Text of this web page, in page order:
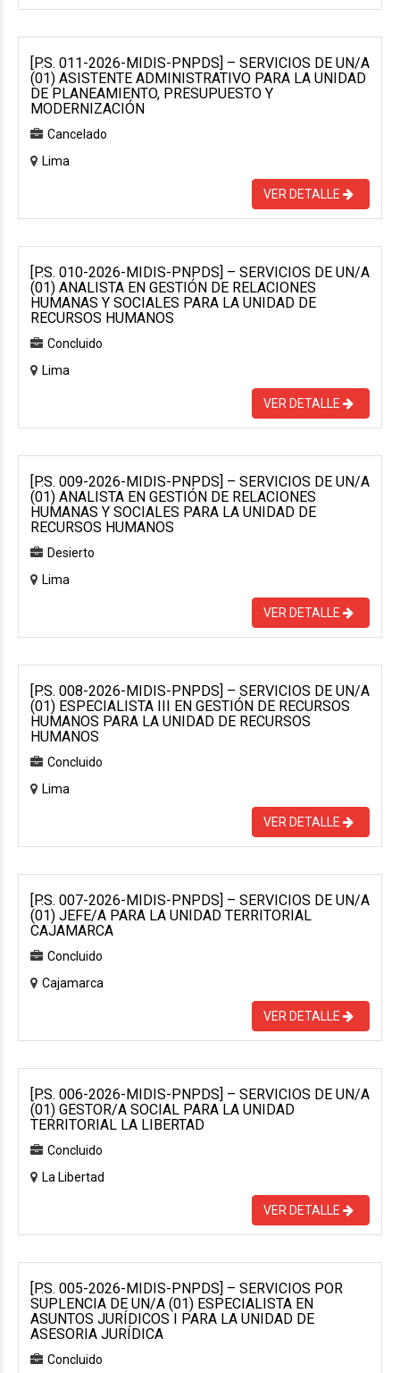
[P.S. 011-2026-MIDIS-PNPDS] – SERVICIOS DE UN/A
(01) ASISTENTE ADMINISTRATIVO PARA LA UNIDAD
DE PLANEAMIENTO, PRESUPUESTO Y
MODERNIZACIÓN
Cancelado
Lima
VER DETALLE
[P.S. 010-2026-MIDIS-PNPDS] – SERVICIOS DE UN/A
(01) ANALISTA EN GESTIÓN DE RELACIONES
HUMANAS Y SOCIALES PARA LA UNIDAD DE
RECURSOS HUMANOS
Concluido
Lima
VER DETALLE
[P.S. 009-2026-MIDIS-PNPDS] – SERVICIOS DE UN/A
(01) ANALISTA EN GESTIÓN DE RELACIONES
HUMANAS Y SOCIALES PARA LA UNIDAD DE
RECURSOS HUMANOS
Desierto
Lima
VER DETALLE
[P.S. 008-2026-MIDIS-PNPDS] – SERVICIOS DE UN/A
(01) ESPECIALISTA III EN GESTIÓN DE RECURSOS
HUMANOS PARA LA UNIDAD DE RECURSOS
HUMANOS
Concluido
Lima
VER DETALLE
[P.S. 007-2026-MIDIS-PNPDS] – SERVICIOS DE UN/A
(01) JEFE/A PARA LA UNIDAD TERRITORIAL
CAJAMARCA
Concluido
Cajamarca
VER DETALLE
[P.S. 006-2026-MIDIS-PNPDS] – SERVICIOS DE UN/A
(01) GESTOR/A SOCIAL PARA LA UNIDAD
TERRITORIAL LA LIBERTAD
Concluido
La Libertad
VER DETALLE
[P.S. 005-2026-MIDIS-PNPDS] – SERVICIOS POR
SUPLENCIA DE UN/A (01) ESPECIALISTA EN
ASUNTOS JURÍDICOS I PARA LA UNIDAD DE
ASESORIA JURÍDICA
Concluido